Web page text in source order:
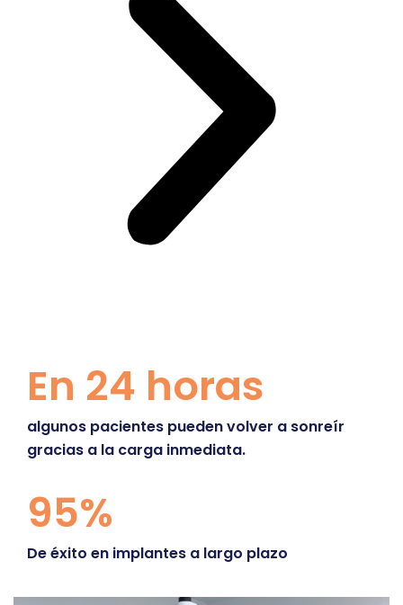
En 24 horas
algunos pacientes pueden volver a sonreír
gracias a la carga inmediata.
95%
De éxito en implantes a largo plazo